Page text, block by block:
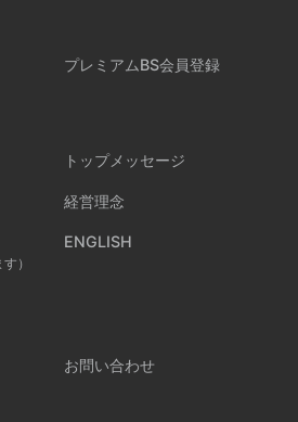
プレミアムBS会員登録
トップメッセージ
経営理念
）
ENGLISH
お問い合わせ